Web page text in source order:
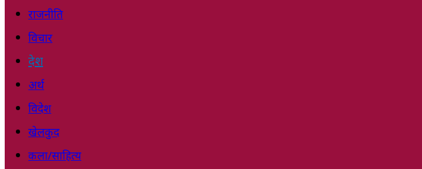
राजनीति
विचार
देश
अर्थ
विदेश
खेलकुद
कला/साहित्य